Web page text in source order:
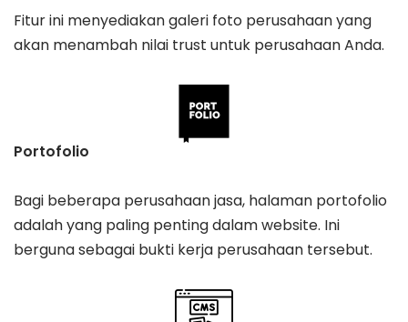
Fitur ini menyediakan galeri foto perusahaan yang
akan menambah nilai trust untuk perusahaan Anda.
Portofolio
Bagi beberapa perusahaan jasa, halaman portofolio
adalah yang paling penting dalam website. Ini
berguna sebagai bukti kerja perusahaan tersebut.